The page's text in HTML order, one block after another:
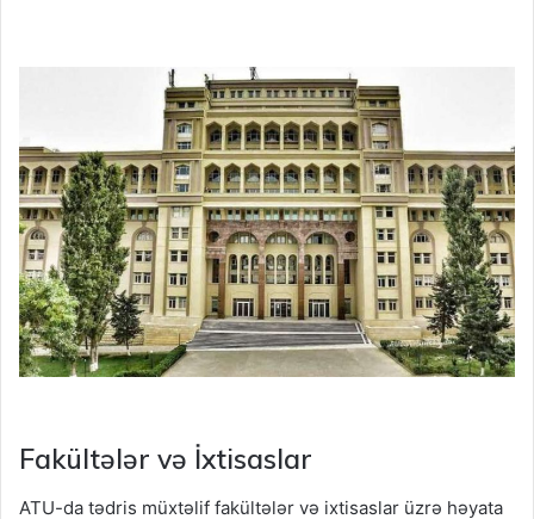
Fakültələr və İxtisaslar
ATU-da tədris müxtəlif fakültələr və ixtisaslar üzrə həyata